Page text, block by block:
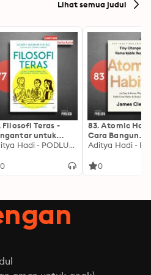
Lihat semua judul
Filosofi Teras -
untuk
Filosofi Stoa,Aditya Hadi - PODLUCK
0
83. Atomic
Cara Bangun
Kebiasaan Baik
0